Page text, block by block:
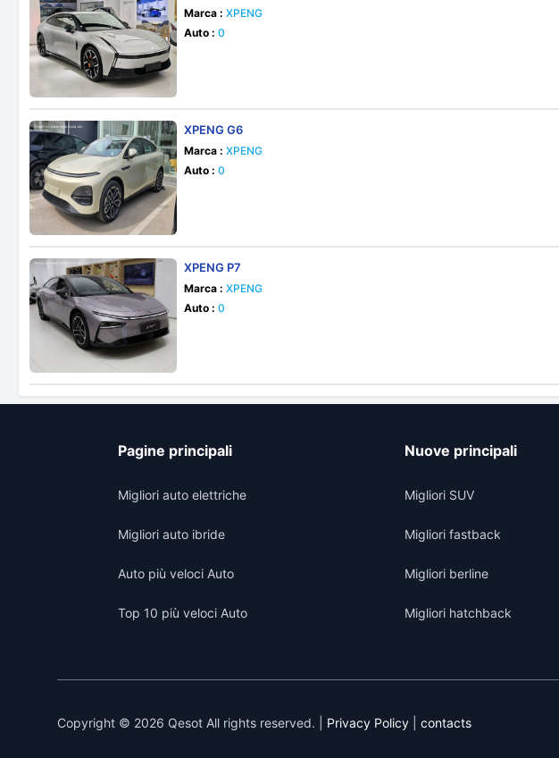
Marca : XPENG
Auto : 0
XPENG G6
Marca : XPENG
Auto : 0
XPENG P7
Marca : XPENG
Auto : 0
Pagine principali
Migliori auto elettriche
Migliori auto ibride
Auto più veloci Auto
Top 10 più veloci Auto
Nuove principali
Migliori SUV
Migliori fastback
Migliori berline
Migliori hatchback
Copyright © 2026 Qesot All rights reserved. | Privacy Policy contacts